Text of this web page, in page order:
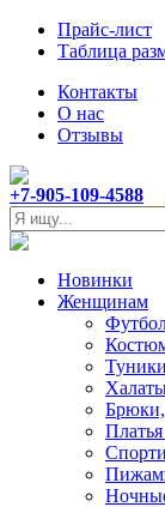
Прайс-лист
Таблица
Контакты
О нас
Отзывы
+7-905-109-4588
Новинки
Женщинам
Туники